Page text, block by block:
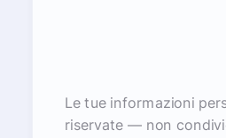
Le tue informazioni
riservate — non